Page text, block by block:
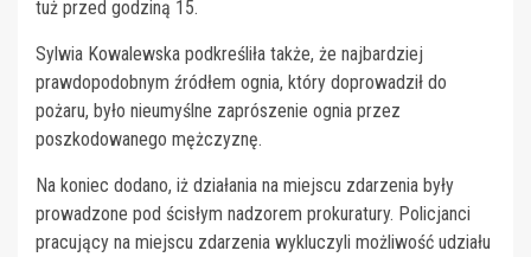
tuż przed godziną 15.
Sylwia Kowalewska podkreśliła także, że najbardziej
prawdopodobnym źródłem ognia, który doprowadził do
pożaru, było nieumyślne zaprószenie ognia przez
poszkodowanego mężczyznę.
Na koniec dodano, iż działania na miejscu zdarzenia były
prowadzone pod ścisłym nadzorem prokuratury. Policjanci
pracujący na miejscu zdarzenia wykluczyli możliwość udziału